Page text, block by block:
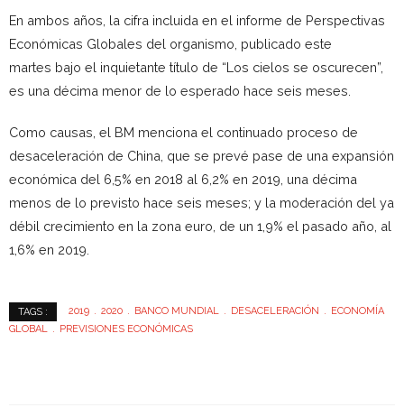
En ambos años, la cifra incluida en el informe de Perspectivas
Económicas Globales del organismo, publicado este
martes bajo el inquietante título de “Los cielos se oscurecen”,
es una décima menor de lo esperado hace seis meses.
Como causas, el BM menciona el continuado proceso de
desaceleración de China, que se prevé pase de una expansión
económica del 6,5% en 2018 al 6,2% en 2019, una décima
menos de lo previsto hace seis meses; y la moderación del ya
débil crecimiento en la zona euro, de un 1,9% el pasado año, al
1,6% en 2019.
TAGS : 2019 2020 BANCO MUNDIAL DESACELERACIÓN
ECONOMÍA
GLOBAL
PREVISIONES ECONÓMICAS